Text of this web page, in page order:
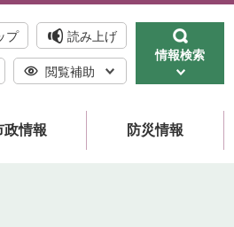
プ 読み上げ
閲覧補助
情報検索
政情報 防災情報